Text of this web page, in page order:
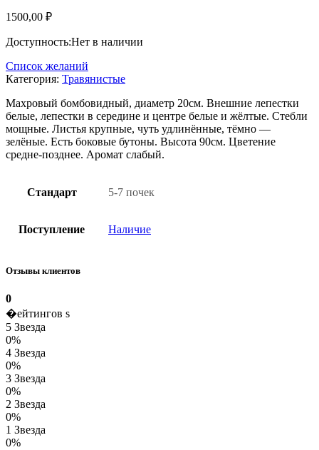
1500,00 ₽
Доступность:Нет в наличии
Список желаний
Категория: Травянистые
Махровый бомбовидный, диаметр 20см. Внешние лепестки
белые, лепестки в середине и центре белые и жёлтые. Стебли
мощные. Листья крупные, чуть удлинённые, тёмно —
зелёные. Есть боковые бутоны. Высота 90см. Цветение
средне-позднее. Аромат слабый.
Стандарт 5-7 почек
Поступление Наличие
Отзывы клиентов
0
�ейтингов s
5 Звезда
0%
4 Звезда
0%
3 Звезда
0%
2 Звезда
0%
1 Звезда
0%